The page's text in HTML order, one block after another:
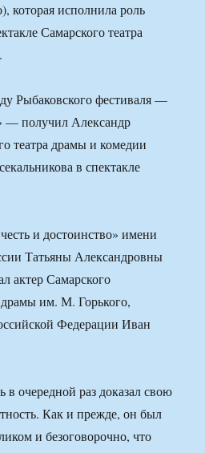
которая исполнила роль
Самарского театра
Рыбаковского фестиваля —
— получил Александр
театра драмы и комедии
в спектакле
и достоинство» имени
Татьяны Александровны
актер Самарского
драмы им. М. Горького,
Федерации Иван
в очередной раз доказал свою
Как и прежде, он был
и безоговорочно, что